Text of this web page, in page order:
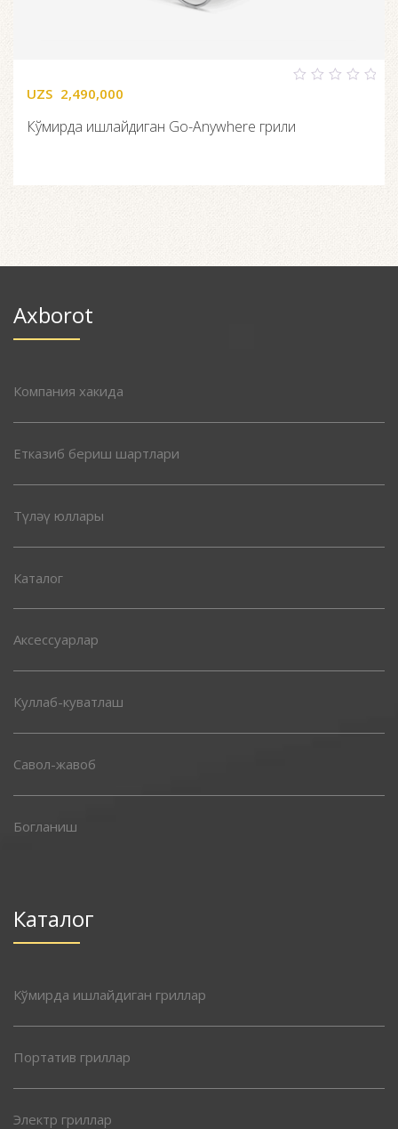
5
UZS 2,490,000
Кўмирда ишлайдиган Go-Anywhere грили
Axborot
Компания хакида
Етказиб бериш шартлари
Түләү юллары
Каталог
Аксессуарлар
Куллаб-куватлаш
Савол-жавоб
Богланиш
Каталог
Кўмирда ишлайдиган гриллар
Портатив гриллар
Электр гриллар